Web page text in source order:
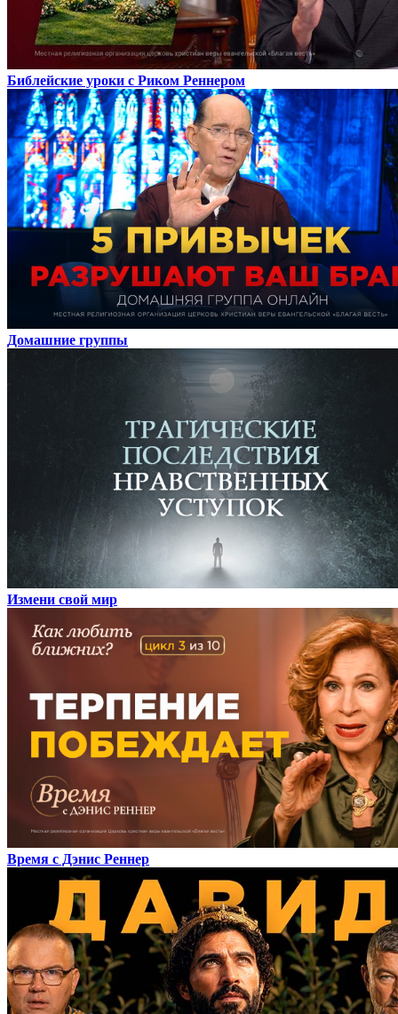
Библейские уроки с Риком Реннером
Домашние группы
Измени свой мир
Время с Дэнис Реннер